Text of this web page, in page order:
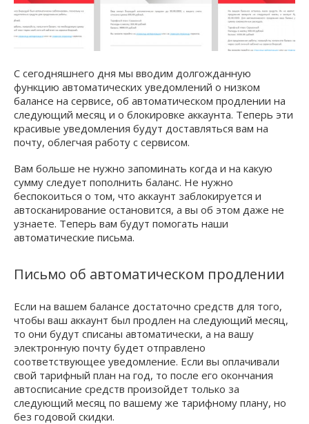
С сегодняшнего дня мы вводим долгожданную
функцию автоматических уведомлений о низком
балансе на сервисе, об автоматическом продлении на
следующий месяц и о блокировке аккаунта. Теперь эти
красивые уведомления будут доставляться вам на
почту, облегчая работу с сервисом.
Вам больше не нужно запоминать когда и на какую
сумму следует пополнить баланс. Не нужно
беспокоиться о том, что аккаунт заблокируется и
автосканирование остановится, а вы об этом даже не
узнаете. Теперь вам будут помогать наши
автоматические письма.
Письмо об автоматическом продлении
Если на вашем балансе достаточно средств для того,
чтобы ваш аккаунт был продлен на следующий месяц,
то они будут списаны автоматически, а на вашу
электронную почту будет отправлено
соответствующее уведомление. Если вы оплачивали
свой тарифный план на год, то после его окончания
автосписание средств произойдет только за
следующий месяц по вашему же тарифному плану, но
без годовой скидки.